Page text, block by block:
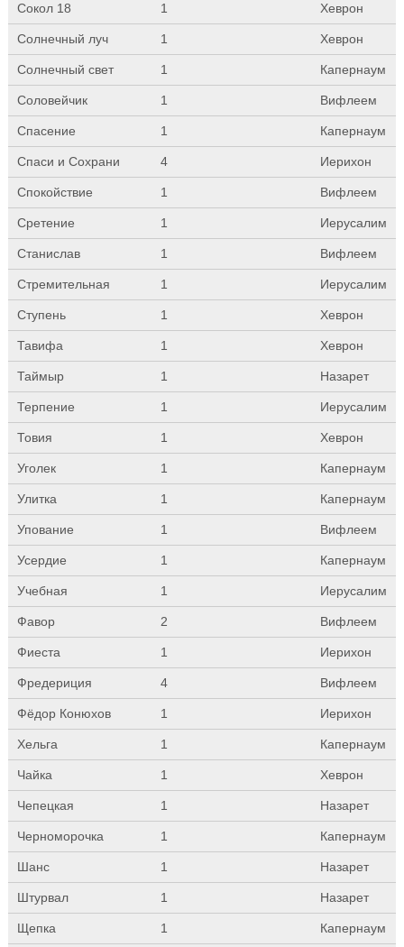
Сокол 18 1 Хеврон
Солнечный луч 1 Хеврон
Солнечный свет 1 Капернаум
Соловейчик 1 Вифлеем
Спасение 1 Капернаум
Спаси и Сохрани 4 Иерихон
Спокойствие 1 Вифлеем
Сретение 1 Иерусалим
Станислав 1 Вифлеем
Стремительная 1 Иерусалим
Ступень 1 Хеврон
Тавифа 1 Хеврон
Таймыр 1 Назарет
Терпение 1 Иерусалим
Товия 1 Хеврон
Уголек 1 Капернаум
Улитка 1 Капернаум
Упование 1 Вифлеем
Усердие 1 Капернаум
Учебная 1 Иерусалим
Фавор 2 Вифлеем
Фиеста 1 Иерихон
Фредериция 4 Вифлеем
Фёдор Конюхов 1 Иерихон
Хельга 1 Капернаум
Чайка 1 Хеврон
Чепецкая 1 Назарет
Черноморочка 1 Капернаум
Шанс 1 Назарет
Штурвал 1 Назарет
Щепка 1 Капернаум